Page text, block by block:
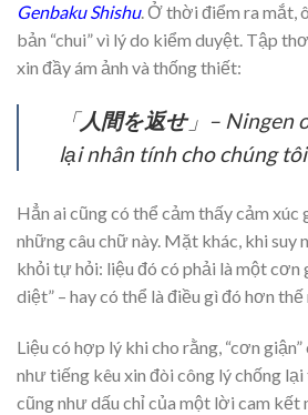
Genbaku Shishu. Ở thời điểm ra mắt,
bản “chui” vì lý do kiểm duyệt. Tập
xin đầy ám ảnh và thống thiết:
「人間を返せ」– Ningen
lại nhân tính cho chúng
Hẳn ai cũng có thể cảm thấy cảm xúc
những câu chữ này. Mặt khác, khi suy
khỏi tự hỏi: liệu đó có phải là một cơn
diệt” – hay có thể là điều gì đó hơn thế
Liệu có hợp lý khi cho rằng, “cơn
như tiếng kêu xin đòi công lý chống lại
cũng như dấu chỉ của một lời cam kết